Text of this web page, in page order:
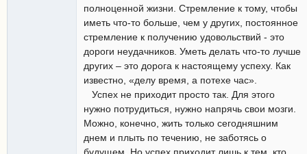
полноценной жизни. Стремление к тому, чтобы
иметь что-то больше, чем у других, постоянное
стремление к получению удовольствий - это
дороги неудачников. Уметь делать что-то лучше
других – это дорога к настоящему успеху. Как
известно, «делу время, а потехе час».
Успех не приходит просто так. Для этого
нужно потрудиться, нужно напрячь свои мозги.
Можно, конечно, жить только сегодняшним
днем и плыть по течению, не заботясь о